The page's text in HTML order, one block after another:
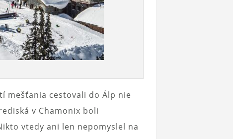
mešťania cestovali do Álp nie
v Chamonix boli
vtedy ani len nepomyslel na